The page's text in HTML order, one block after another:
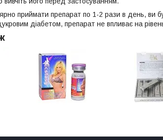
приймати препарат по 1-2 рази в день, ви
діабетом, препарат не впливає на